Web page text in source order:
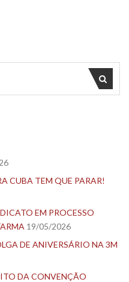
CUBA TEM QUE PARAR!
EM PROCESSO
19/05/2026
DE ANIVERSÁRIO NA 3M
DA CONVENÇÃO